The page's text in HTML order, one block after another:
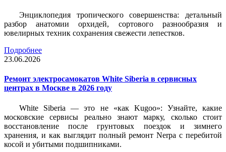
Энциклопедия тропического совершенства: детальный
разбор анатомии орхидей, сортового разнообразия и
ювелирных техник сохранения свежести лепестков.
Подробнее
23.06.2026
Ремонт электросамокатов White Siberia в сервисных
центрах в Москве в 2026 году
White Siberia — это не «как Kugoo»: Узнайте, какие
московские сервисы реально знают марку, сколько стоит
восстановление после грунтовых поездок и зимнего
хранения, и как выглядит полный ремонт Nerpa с перебитой
косой и убитыми подшипниками.